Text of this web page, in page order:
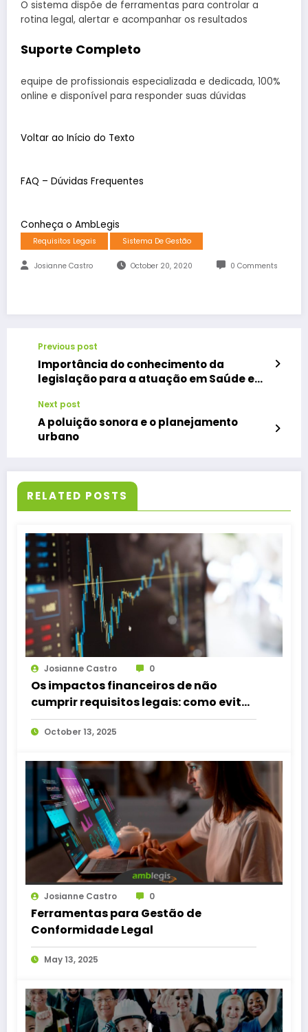
O sistema dispõe de ferramentas para controlar a
rotina legal, alertar e acompanhar os resultados
Suporte Completo
equipe de profissionais especializada e dedicada, 100%
online e disponível para responder suas dúvidas
Voltar ao Início do Texto
FAQ – Dúvidas Frequentes
Conheça o AmbLegis
Requisitos Legais Sistema De Gestão
Josianne Castro October 20, 2020 0 Comments
Previous post
Importância do conhecimento da
legislação para a atuação em Saúde e
Next post
A poluição sonora e o planejamento
urbano
RELATED POSTS
Josianne Castro 0
Os impactos financeiros de não
cumprir requisitos legais: como evitá-
los?
October 13, 2025
Josianne Castro 0
Ferramentas para Gestão de
Conformidade Legal
May 13, 2025